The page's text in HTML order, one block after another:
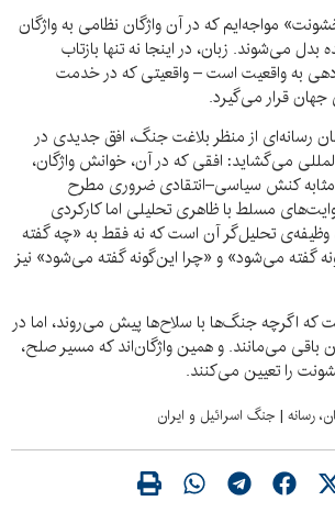
مواجه‌ایم که در آن واژگان نظامی به واژگان
می‌شوند. زبان، در اینجا نه تنها بازتاب
به واقعیت است – واقعیتی که در خدمت
جهان قرار می‌گیرد.
رسانه‌ای از منظر بلاغت جنگ، افق جدیدی در
می‌گشاید: افقی که در آن، خوانش واژگان،
مثابه کنش سیاسی–انتقادی ضروری مطرح
مسلط با ظاهری تحلیلی اما کارکردی
تحلیل‌گر آن است که نه فقط به «چه گفته
گفته می‌شود» و «چرا این‌گونه گفته می‌شود» نیز
که اگرچه جنگ‌ها با سلاح‌ها پیش می‌روند، اما در
باقی می‌مانند. و همین واژگان‌اند که مسیر صلح،
را تعیین می‌کنند.
رسانه | جنگ اسرائیل و ایران